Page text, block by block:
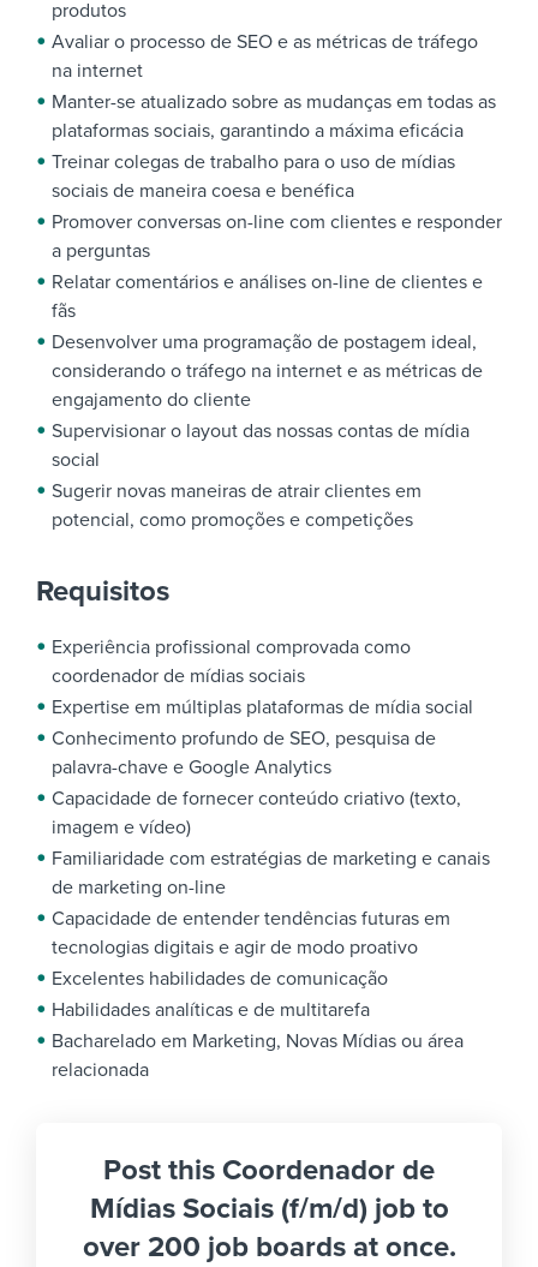
produtos
Avaliar o processo de SEO e as métricas de tráfego
na internet
Manter-se atualizado sobre as mudanças em todas as
plataformas sociais, garantindo a máxima eficácia
Treinar colegas de trabalho para o uso de mídias
sociais de maneira coesa e benéfica
Promover conversas on-line com clientes e responder
a perguntas
Relatar comentários e análises on-line de clientes e
fãs
Desenvolver uma programação de postagem ideal,
considerando o tráfego na internet e as métricas de
engajamento do cliente
Supervisionar o layout das nossas contas de mídia
social
Sugerir novas maneiras de atrair clientes em
potencial, como promoções e competições
Requisitos
Experiência profissional comprovada como
coordenador de mídias sociais
Expertise em múltiplas plataformas de mídia social
Conhecimento profundo de SEO, pesquisa de
palavra-chave e Google Analytics
Capacidade de fornecer conteúdo criativo (texto,
imagem e vídeo)
Familiaridade com estratégias de marketing e canais
de marketing on-line
Capacidade de entender tendências futuras em
tecnologias digitais e agir de modo proativo
Excelentes habilidades de comunicação
Habilidades analíticas e de multitarefa
Bacharelado em Marketing, Novas Mídias ou área
relacionada
Post this Coordenador de
Mídias Sociais (f/m/d) job to
over 200 job boards at once.